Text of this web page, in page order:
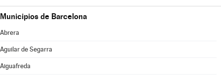
Municipios de Barcelona
Abrera
Aguilar de Segarra
Aiguafreda